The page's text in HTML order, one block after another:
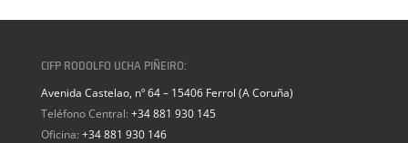
CIFP RODOLFO UCHA PIÑEIRO:
Avenida Castelao, nº 64 – 15406 Ferrol (A Coruña)
Teléfono Central: +34 881 930 145
Oficina: +34 881 930 146